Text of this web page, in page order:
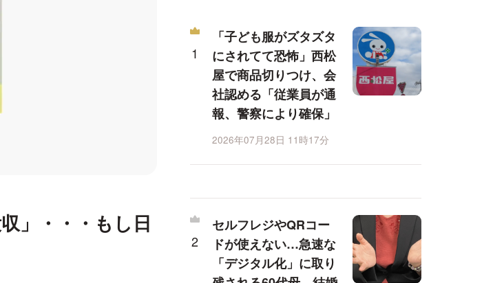
」・・・もし日
「子ども服がズタズタ
にされてて恐怖」西松
屋で商品切りつけ、会
社認める「従業員が通
報、警察により確保」
2026年07月28日 11時17分
セルフレジやQRコー
ドが使えない…急速な
「デジタル化」に取り